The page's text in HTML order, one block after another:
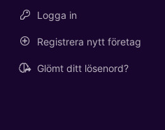
Logga in
Registrera nytt företag
Glömt ditt lösenord?